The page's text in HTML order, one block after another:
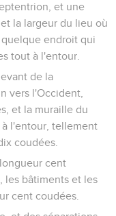
et une
la largeur du lieu où
endroit qui
tout à l'entour.
de la
vers l'Occident,
et la muraille du
l'entour, tellement
coudées.
cent
les bâtiments et les
cent coudées.